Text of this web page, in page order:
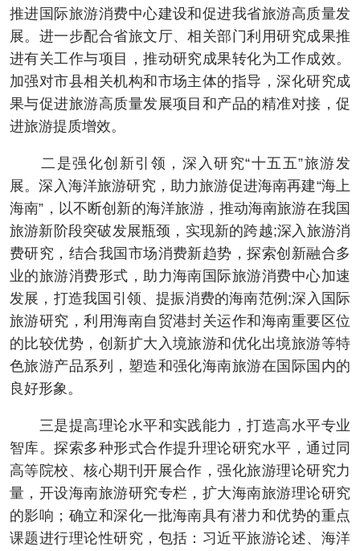
推进国际旅游消费中心建设和促进我省旅游高质量发
展。进一步配合省旅文厅、相关部门利用研究成果推
进有关工作与项目，推动研究成果转化为工作成效。
加强对市县相关机构和市场主体的指导，深化研究成
果与促进旅游高质量发展项目和产品的精准对接，促
进旅游提质增效。
二是强化创新引领，深入研究“十五五”旅游发
展。深入海洋旅游研究，助力旅游促进海南再建“海上
海南”，以不断创新的海洋旅游，推动海南旅游在我国
旅游新阶段突破发展瓶颈，实现新的跨越;深入旅游消
费研究，结合我国市场消费新趋势，探索创新融合多
业的旅游消费形式，助力海南国际旅游消费中心加速
发展，打造我国引领、提振消费的海南范例;深入国际
旅游研究，利用海南自贸港封关运作和海南重要区位
的比较优势，创新扩大入境旅游和优化出境旅游等特
色旅游产品系列，塑造和强化海南旅游在国际国内的
良好形象。
三是提高理论水平和实践能力，打造高水平专业
智库。探索多种形式合作提升理论研究水平，通过同
高等院校、核心期刊开展合作，强化旅游理论研究力
量，开设海南旅游研究专栏，扩大海南旅游理论研究
的影响；确立和深化一批海南具有潜力和优势的重点
课题进行理论性研究，包括：习近平旅游论述、海洋